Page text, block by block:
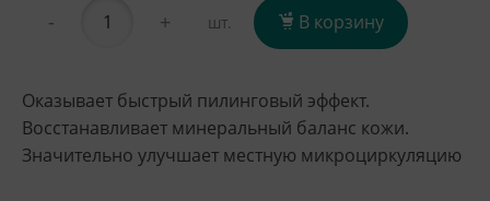
- + шт. В корзину
Оказывает быстрый пилинговый эффект.
Восстанавливает минеральный баланс кожи.
Значительно улучшает местную микроциркуляцию